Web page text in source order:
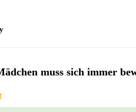
muss sich immer